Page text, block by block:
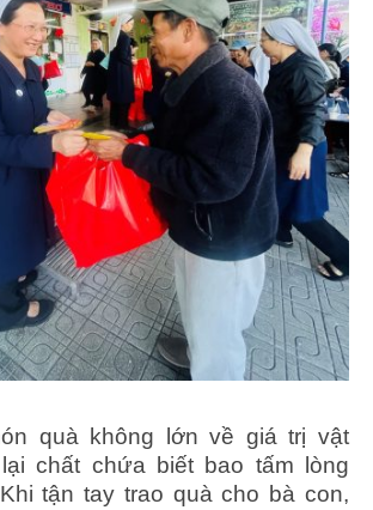
quà không lớn về giá trị vật
chất chứa biết bao tấm lòng
tận tay trao quà cho bà con,